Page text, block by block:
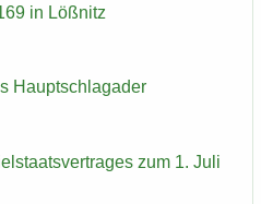
in Löß­nitz
Haupt­schlag­ader
zum 1. Juli